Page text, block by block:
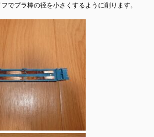
でプラ棒の径を小さくするように削ります。